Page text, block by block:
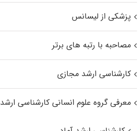
پزشکی از لیسانس
مصاحبه با رتبه های برتر
کارشناسی ارشد مجازی
معرفی گروه علوم انسانی کارشناسی ارشد